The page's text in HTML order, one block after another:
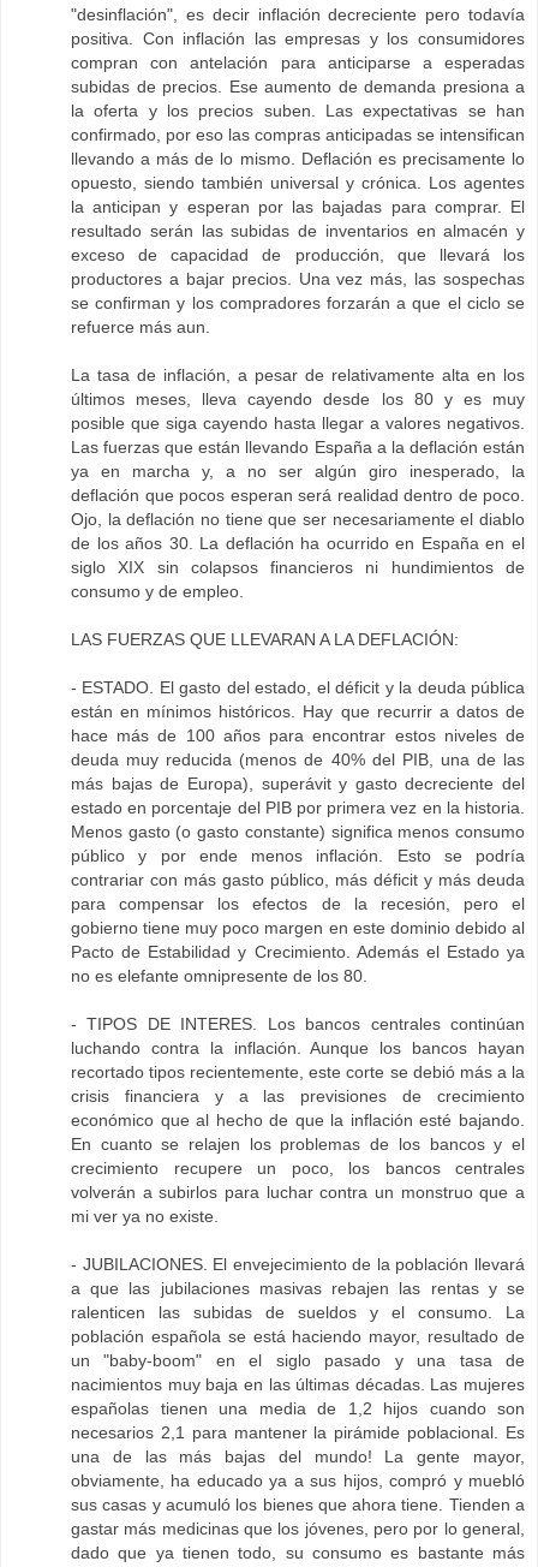
"desinflación", es decir inflación decreciente pero todavía
positiva. Con inflación las empresas y los consumidores
compran con antelación para anticiparse a esperadas
subidas de precios. Ese aumento de demanda presiona a
la oferta y los precios suben. Las expectativas se han
confirmado, por eso las compras anticipadas se intensifican
llevando a más de lo mismo. Deflación es precisamente lo
opuesto, siendo también universal y crónica. Los agentes
la anticipan y esperan por las bajadas para comprar. El
resultado serán las subidas de inventarios en almacén y
exceso de capacidad de producción, que llevará los
productores a bajar precios. Una vez más, las sospechas
se confirman y los compradores forzarán a que el ciclo se
refuerce más aun.
La tasa de inflación, a pesar de relativamente alta en los
últimos meses, lleva cayendo desde los 80 y es muy
posible que siga cayendo hasta llegar a valores negativos.
Las fuerzas que están llevando España a la deflación están
ya en marcha y, a no ser algún giro inesperado, la
deflación que pocos esperan será realidad dentro de poco.
Ojo, la deflación no tiene que ser necesariamente el diablo
de los años 30. La deflación ha ocurrido en España en el
siglo XIX sin colapsos financieros ni hundimientos de
consumo y de empleo.
LAS FUERZAS QUE LLEVARAN A LA DEFLACIÓN:
- ESTADO. El gasto del estado, el déficit y la deuda pública
están en mínimos históricos. Hay que recurrir a datos de
hace más de 100 años para encontrar estos niveles de
deuda muy reducida (menos de 40% del PIB, una de las
más bajas de Europa), superávit y gasto decreciente del
estado en porcentaje del PIB por primera vez en la historia.
Menos gasto (o gasto constante) significa menos consumo
público y por ende menos inflación. Esto se podría
contrariar con más gasto público, más déficit y más deuda
para compensar los efectos de la recesión, pero el
gobierno tiene muy poco margen en este dominio debido al
Pacto de Estabilidad y Crecimiento. Además el Estado ya
no es elefante omnipresente de los 80.
- TIPOS DE INTERES. Los bancos centrales continúan
luchando contra la inflación. Aunque los bancos hayan
recortado tipos recientemente, este corte se debió más a la
crisis financiera y a las previsiones de crecimiento
económico que al hecho de que la inflación esté bajando.
En cuanto se relajen los problemas de los bancos y el
crecimiento recupere un poco, los bancos centrales
volverán a subirlos para luchar contra un monstruo que a
mi ver ya no existe.
- JUBILACIONES. El envejecimiento de la población llevará
a que las jubilaciones masivas rebajen las rentas y se
ralenticen las subidas de sueldos y el consumo. La
población española se está haciendo mayor, resultado de
un "baby-boom" en el siglo pasado y una tasa de
nacimientos muy baja en las últimas décadas. Las mujeres
españolas tienen una media de 1,2 hijos cuando son
necesarios 2,1 para mantener la pirámide poblacional. Es
una de las más bajas del mundo! La gente mayor,
obviamente, ha educado ya a sus hijos, compró y muebló
sus casas y acumuló los bienes que ahora tiene. Tienden a
gastar más medicinas que los jóvenes, pero por lo general,
dado que ya tienen todo, su consumo es bastante más